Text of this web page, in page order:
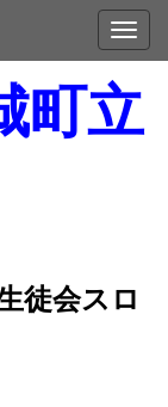
町立
徒会スロ